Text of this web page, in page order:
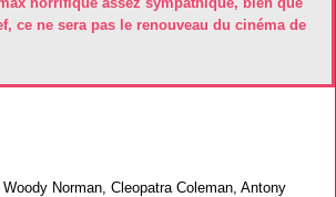
ce ne sera pas le renouveau du cinéma de
Norman, Cleopatra Coleman, Antony